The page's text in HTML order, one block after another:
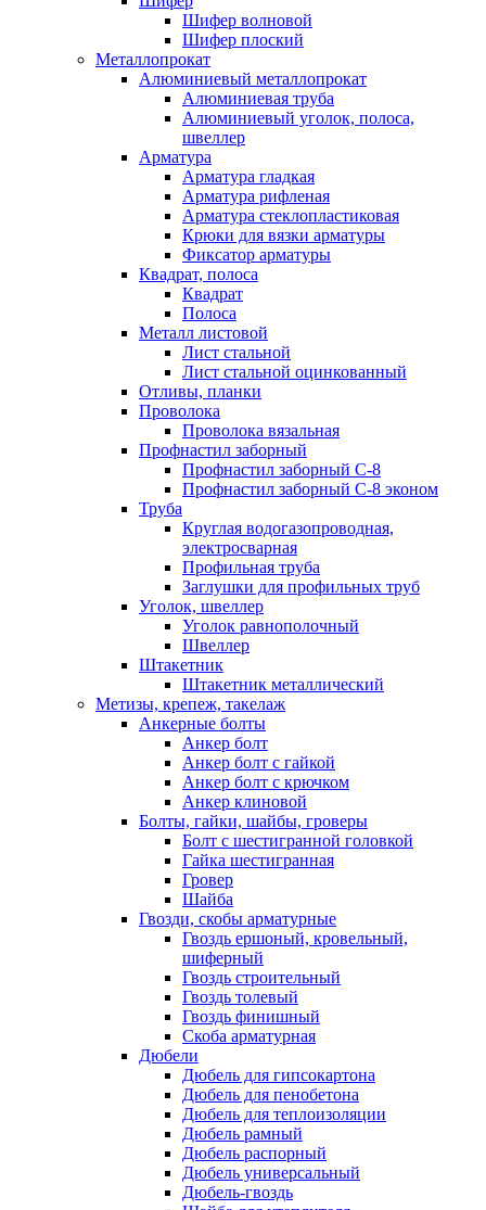
Шифер волновой
Шифер плоский
Металлопрокат
Алюминиевый металлопрокат
Алюминиевая труба
Алюминиевый уголок, полоса,
швеллер
Арматура
Арматура гладкая
Арматура рифленая
Арматура стеклопластиковая
Крюки для вязки арматуры
Фиксатор арматуры
Квадрат, полоса
Квадрат
Полоса
Металл листовой
Лист стальной
Лист стальной оцинкованный
Отливы, планки
Проволока
Проволока вязальная
Профнастил заборный
Профнастил заборный С-8
Профнастил заборный С-8 эконом
Труба
Круглая водогазопроводная,
электросварная
Профильная труба
Заглушки для профильных труб
Уголок, швеллер
Уголок равнополочный
Швеллер
Штакетник
Штакетник металлический
Метизы, крепеж, такелаж
Анкерные болты
Анкер болт
Анкер болт с гайкой
Анкер болт с крючком
Анкер клиновой
Болты, гайки, шайбы, гроверы
Болт c шестигранной головкой
Гайка шестигранная
Гровер
Шайба
Гвозди, скобы арматурные
Гвоздь ершоный, кровельный,
шиферный
Гвоздь строительный
Гвоздь толевый
Гвоздь финишный
Скоба арматурная
Дюбели
Дюбель для гипсокартона
Дюбель для пенобетона
Дюбель для теплоизоляции
Дюбель рамный
Дюбель распорный
Дюбель универсальный
Дюбель-гвоздь